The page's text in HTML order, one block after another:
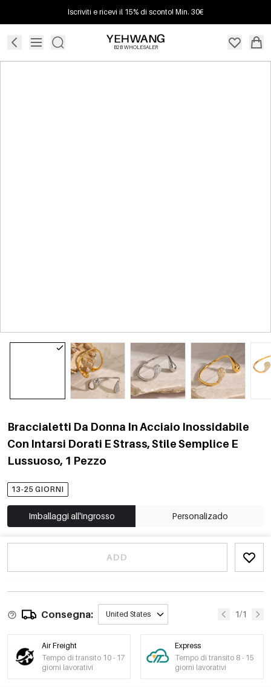
Iscriviti e ricevi il 15% di sconto! Min. 30€
B2B WHOLESALER
Braccialetti Da Donna In Acciaio Inossidabile
Con Intarsi Dorati E Strass, Stile Semplice E
Lussuoso, 1 Pezzo
13-25 GIORNI
Imballaggi all'ingrosso Personalizado
ADD
Consegna: United States 1/1
Air Freight
Tempo di transito 10 - 17
giorni lavorativi
Express
Tempo di transito 8 - 15
giorni lavorativi